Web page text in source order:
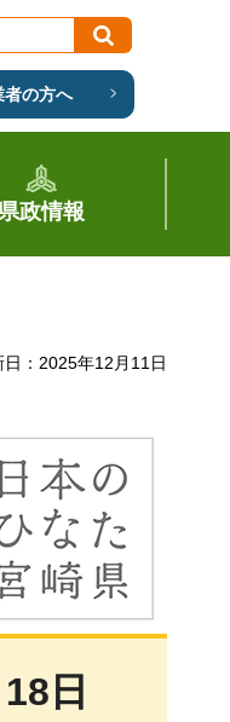
者の方へ
政情報
日：2025年12月11日
日